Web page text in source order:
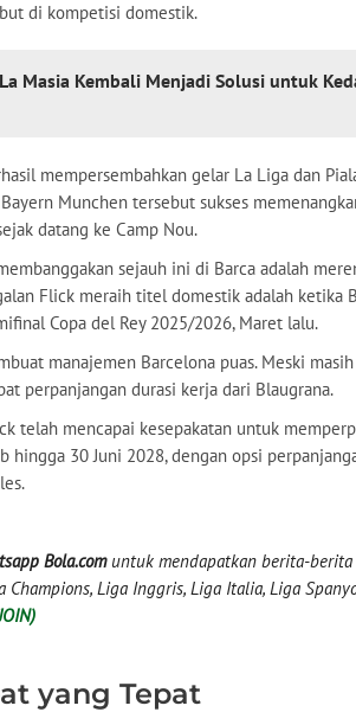
di kompetisi domestik.
Masia Kembali Menjadi Solusi untuk
mempersembahkan gelar La Liga dan
Munchen tersebut sukses
datang ke Camp Nou.
sejauh ini di Barca adalah
Flick meraih titel domestik adalah ketika
Copa del Rey 2025/2026, Maret lalu.
manajemen Barcelona puas. Meski
perpanjangan durasi kerja dari Blaugrana.
telah mencapai kesepakatan untuk
hingga 30 Juni 2028, dengan opsi
Bola.comuntuk mendapatkan berita-
Champions, Liga Inggris, Liga Italia, Liga
yang Tepat